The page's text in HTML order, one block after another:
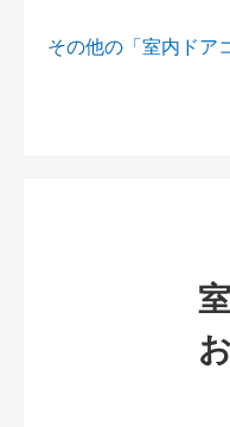
その他の「室内ドア